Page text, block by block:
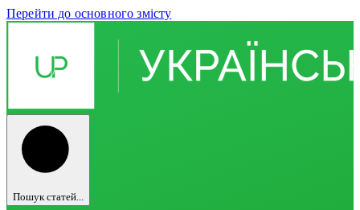
Перейти до основного змісту
Пошук статей...